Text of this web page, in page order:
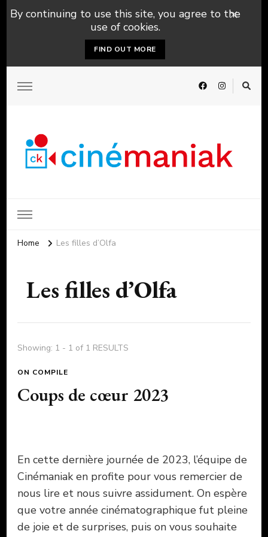
By continuing to use this site, you agree to the
use of cookies.
FIND OUT MORE
Home Les filles d’Olfa
Les filles d’Olfa
Showing: 1 - 1 of 1 RESULTS
ON COMPILE
Coups de cœur 2023
En cette dernière journée de 2023, l’équipe de
Cinémaniak en profite pour vous remercier de
nous lire et nous suivre assidument. On espère
que votre année cinématographique fut pleine
de joie et de surprises, puis on vous souhaite